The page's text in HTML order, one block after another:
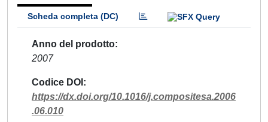
Scheda completa (DC)
Anno del prodotto
2007
Codice DOI
https://dx.doi.org/10.1016/j.compositesa.2006
.06.010